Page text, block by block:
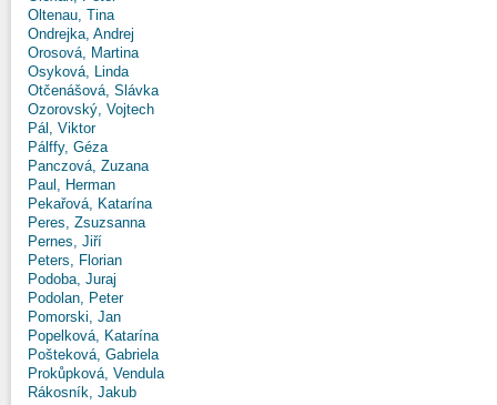
Oltenau, Tina
Ondrejka, Andrej
Orosová, Martina
Osyková, Linda
Otčenášová, Slávka
Ozorovský, Vojtech
Pál, Viktor
Pálffy, Géza
Panczová, Zuzana
Paul, Herman
Pekařová, Katarína
Peres, Zsuzsanna
Pernes, Jiří
Peters, Florian
Podoba, Juraj
Podolan, Peter
Pomorski, Jan
Popelková, Katarína
Pošteková, Gabriela
Prokůpková, Vendula
Rákosník, Jakub